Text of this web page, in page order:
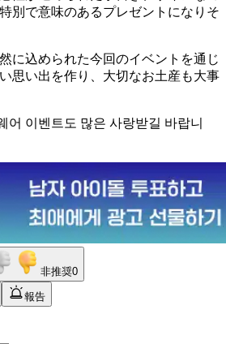
別で意味のあるプレゼントになりそ
に込められた今回のイベントを通じ
思い出を作り、大切なお土産も大事
非推奨0
報告